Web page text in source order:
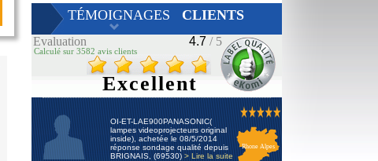
TÉMOIGNAGES CLIENTS
Evaluation 4.7 / 5
Calculé sur 3582 avis clients
Excellent
OI-ET-LAE900PANASONIC(
lampes videoprojecteurs original
inside), achetée le 08/5/2014
réponse sondage qualité depuis
BRIGNAIS, (69530) > Lire la suite
Rhone Alpes